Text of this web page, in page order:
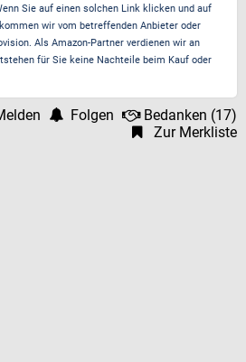
Sie auf einen solchen Link klicken und auf
wir vom betreffenden Anbieter oder
Als Amazon-Partner verdienen wir an
für Sie keine Nachteile beim Kauf oder
Folgen Bedanken (17)
Zur Merkliste